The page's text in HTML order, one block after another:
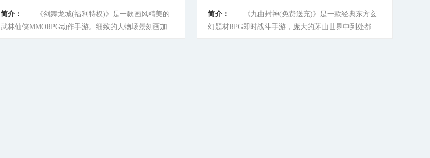
简介：
《剑舞龙城(福利特权)》是一款画风精美的
武林仙侠MMORPG动作手游。细致的人物场景刻画加上
简介：
《九曲封神(免费送充)》是一款经典东方玄
幻题材RPG即时战斗手游，庞大的茅山世界中到处都是